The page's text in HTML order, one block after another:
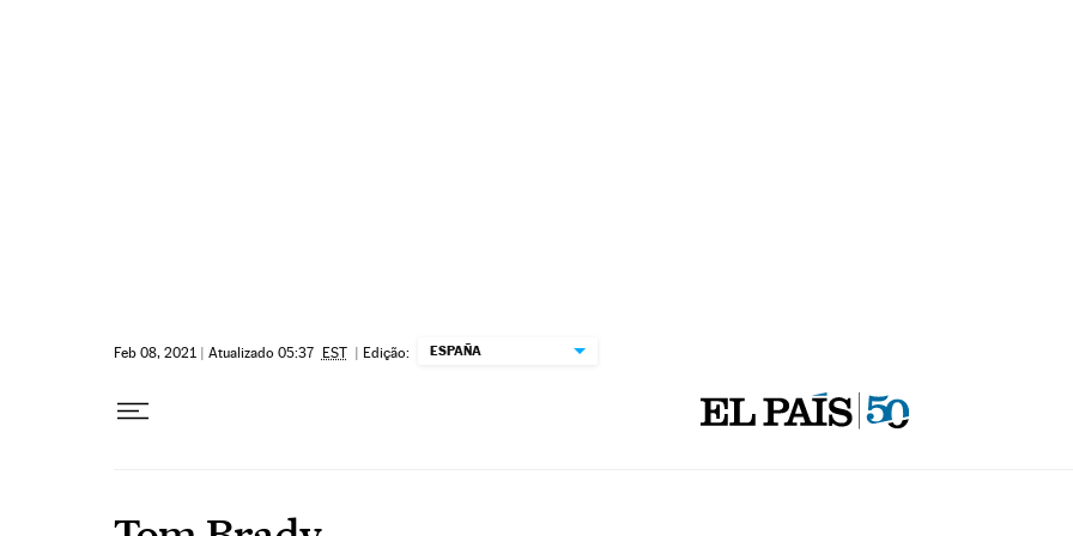
Feb 08, 2021 | Atualizado 05:37 EST | Edição: ESPAÑA